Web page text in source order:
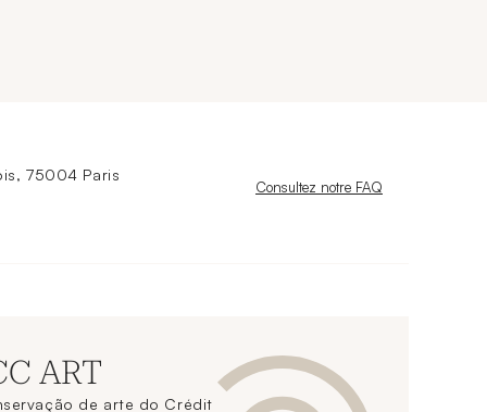
75004 Paris
Nouvelle fenêtre
Consultez notre FAQ
ART
de arte do Crédit